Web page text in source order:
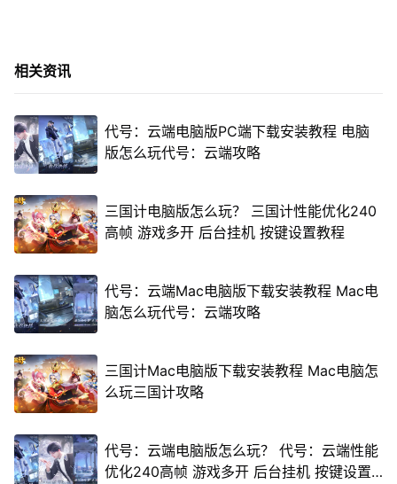
相关资讯
代号：云端电脑版PC端下载安装教程 电脑
版怎么玩代号：云端攻略
三国计电脑版怎么玩？ 三国计性能优化240
高帧 游戏多开 后台挂机 按键设置教程
代号：云端Mac电脑版下载安装教程 Mac电
脑怎么玩代号：云端攻略
三国计Mac电脑版下载安装教程 Mac电脑怎
么玩三国计攻略
代号：云端电脑版怎么玩？ 代号：云端性能
优化240高帧 游戏多开 后台挂机 按键设置